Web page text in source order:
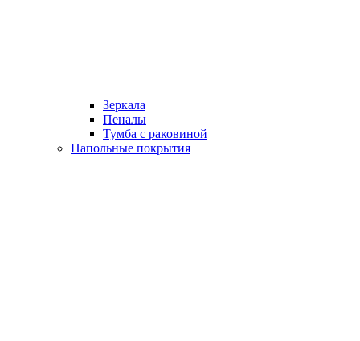
Зеркала
Пеналы
Тумба с раковиной
Напольные покрытия